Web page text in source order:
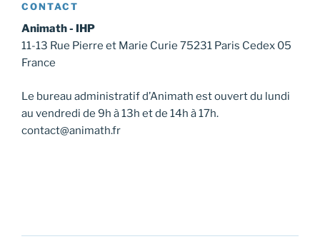
CONTACT
Animath - IHP
11-13 Rue Pierre et Marie Curie 75231 Paris Cedex 05
France
Le bureau administratif d’Animath est ouvert du lundi
au vendredi de 9h à 13h et de 14h à 17h.
contact@animath.fr